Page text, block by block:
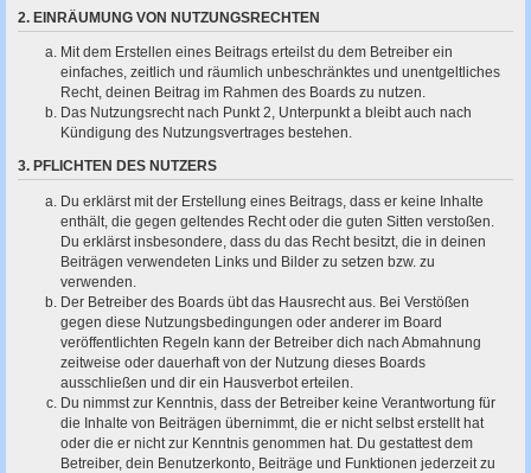
2. EINRÄUMUNG VON NUTZUNGSRECHTEN
Mit dem Erstellen eines Beitrags erteilst du dem Betreiber ein
einfaches, zeitlich und räumlich unbeschränktes und unentgeltliches
Recht, deinen Beitrag im Rahmen des Boards zu nutzen.
Das Nutzungsrecht nach Punkt 2, Unterpunkt a bleibt auch nach
Kündigung des Nutzungsvertrages bestehen.
3. PFLICHTEN DES NUTZERS
Du erklärst mit der Erstellung eines Beitrags, dass er keine Inhalte
enthält, die gegen geltendes Recht oder die guten Sitten verstoßen.
Du erklärst insbesondere, dass du das Recht besitzt, die in deinen
Beiträgen verwendeten Links und Bilder zu setzen bzw. zu
verwenden.
Der Betreiber des Boards übt das Hausrecht aus. Bei Verstößen
gegen diese Nutzungsbedingungen oder anderer im Board
veröffentlichten Regeln kann der Betreiber dich nach Abmahnung
zeitweise oder dauerhaft von der Nutzung dieses Boards
ausschließen und dir ein Hausverbot erteilen.
Du nimmst zur Kenntnis, dass der Betreiber keine Verantwortung für
die Inhalte von Beiträgen übernimmt, die er nicht selbst erstellt hat
oder die er nicht zur Kenntnis genommen hat. Du gestattest dem
Betreiber, dein Benutzerkonto, Beiträge und Funktionen jederzeit zu